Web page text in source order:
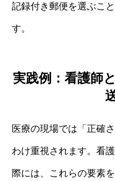
記録付き郵便を選ぶこ
す。
実践例：看護師
医療の現場では「正確
わけ重視されます。看
際には、これらの要素